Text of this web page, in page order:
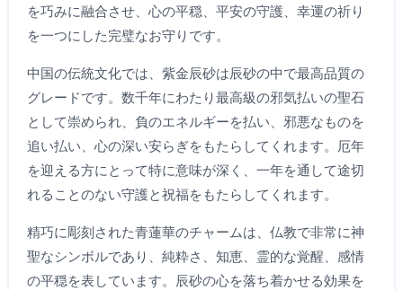
を巧みに融合させ、心の平穏、平安の守護、幸運の祈り
を一つにした完璧なお守りです。
中国の伝統文化では、紫金辰砂は辰砂の中で最高品質の
グレードです。数千年にわたり最高級の邪気払いの聖石
として崇められ、負のエネルギーを払い、邪悪なものを
追い払い、心の深い安らぎをもたらしてくれます。厄年
を迎える方にとって特に意味が深く、一年を通して途切
れることのない守護と祝福をもたらしてくれます。
精巧に彫刻された青蓮華のチャームは、仏教で非常に神
聖なシンボルであり、純粋さ、知恵、霊的な覚醒、感情
の平穏を表しています。辰砂の心を落ち着かせる効果を